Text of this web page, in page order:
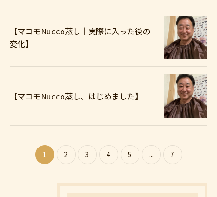
【マコモNucco蒸し｜実際に入った後の
変化】
【マコモNucco蒸し、はじめました】
1 2 3 4 5 ... 7
ご購入はこちら